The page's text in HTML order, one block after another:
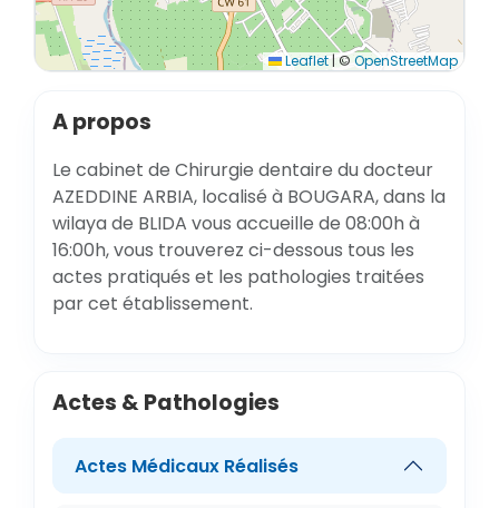
Leaflet |©OpenStreetMap
A propos
Le cabinet de Chirurgie dentaire du docteur
AZEDDINE ARBIA, localisé à BOUGARA, dans la
wilaya de BLIDA vous accueille de 08:00h à
16:00h, vous trouverez ci-dessous tous les
actes pratiqués et les pathologies traitées
par cet établissement.
Actes & Pathologies
Actes Médicaux Réalisés